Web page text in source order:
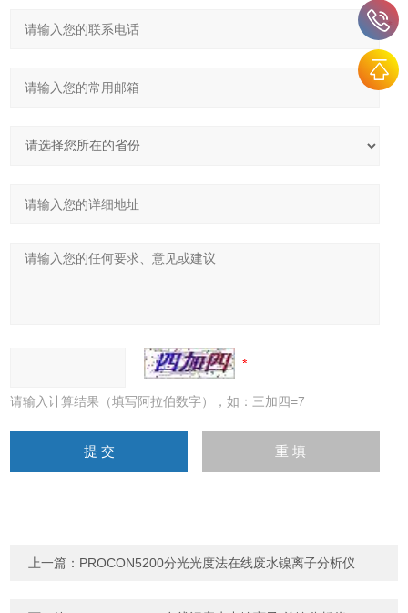
请输入计算结果（填写阿拉伯数字），如：三加四=7
上一篇： PROCON5200分光光度法在线废水镍离子分析仪